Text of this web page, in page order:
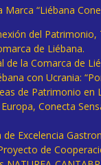
Marca “Liébana
del
de Liébana.
de la Comarca de
con Ucrania:
de Patrimonio en
Conecta
Excelencia
de